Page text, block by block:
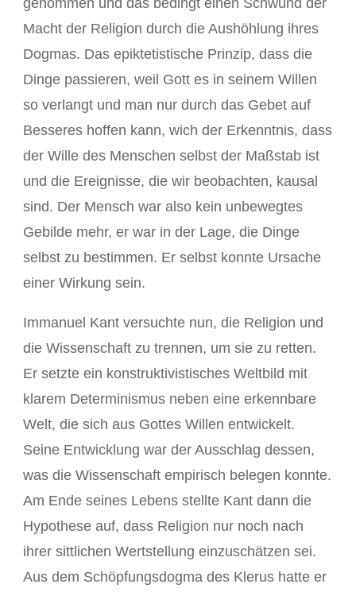
genommen und das bedingt einen Schwund der
Macht der Religion durch die Aushöhlung ihres
Dogmas. Das epiktetistische Prinzip, dass die
Dinge passieren, weil Gott es in seinem Willen
so verlangt und man nur durch das Gebet auf
Besseres hoffen kann, wich der Erkenntnis, dass
der Wille des Menschen selbst der Maßstab ist
und die Ereignisse, die wir beobachten, kausal
sind. Der Mensch war also kein unbewegtes
Gebilde mehr, er war in der Lage, die Dinge
selbst zu bestimmen. Er selbst konnte Ursache
einer Wirkung sein.
Immanuel Kant versuchte nun, die Religion und
die Wissenschaft zu trennen, um sie zu retten.
Er setzte ein konstruktivistisches Weltbild mit
klarem Determinismus neben eine erkennbare
Welt, die sich aus Gottes Willen entwickelt.
Seine Entwicklung war der Ausschlag dessen,
was die Wissenschaft empirisch belegen konnte.
Am Ende seines Lebens stellte Kant dann die
Hypothese auf, dass Religion nur noch nach
ihrer sittlichen Wertstellung einzuschätzen sei.
Aus dem Schöpfungsdogma des Klerus hatte er